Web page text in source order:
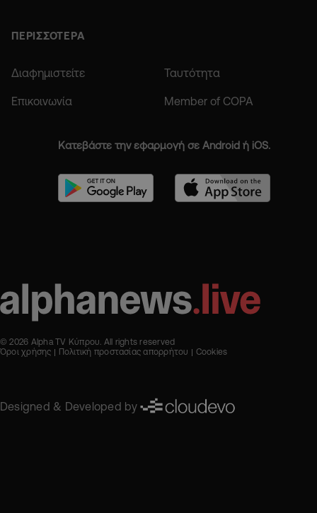
ΠΕΡΙΣΣΟΤΕΡΑ
Διαφημιστείτε Ταυτότητα
Επικοινωνία Member of COPA
Κατεβάστε την εφαρμογή σε Android ή iOS.
© 2026 Alpha TV Κύπρου. All rights reserved
Όροι χρήσης
Πολιτική προστασίας απορρήτου Cookies
Designed & Developed by